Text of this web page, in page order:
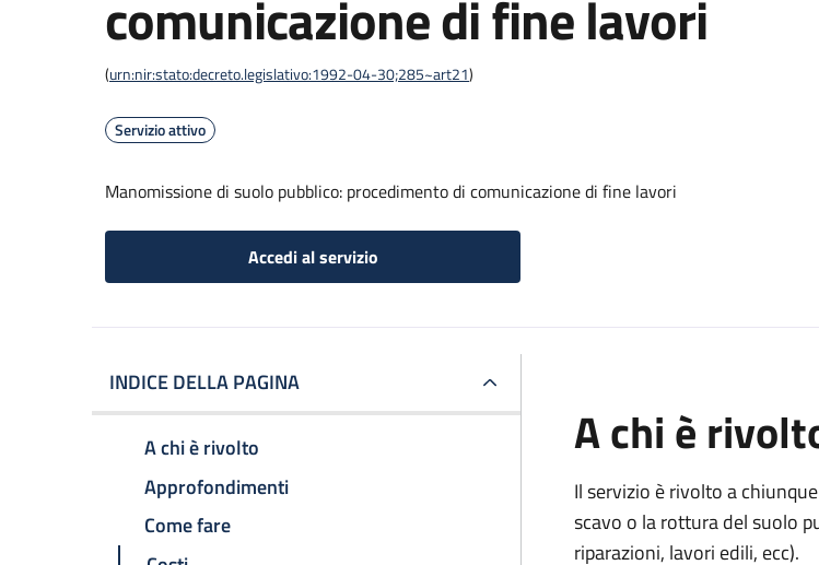
comunicazione di fine lavori
(urn:nir:stato:decreto.legislativo:1992-04-30;285~art21)
Servizio attivo
Manomissione di suolo pubblico: procedimento di comunicazione di fine lavori
Accedi al servizio
INDICE DELLA PAGINA
A chi è rivolto
Approfondimenti
Come fare
A chi è
Il servizio è rivolto a
scavo o la rottura del suolo
riparazioni, lavori edili, ecc).